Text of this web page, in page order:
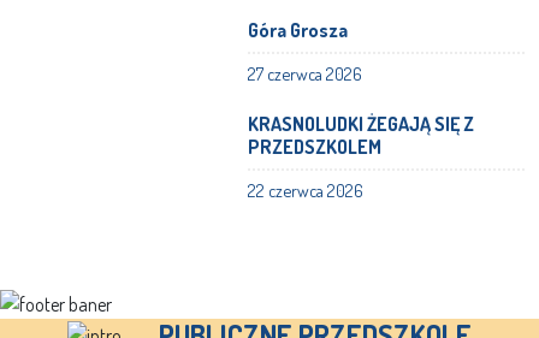
Góra Grosza
27 czerwca 2026
KRASNOLUDKI ŻEGAJĄ SIĘ Z
PRZEDSZKOLEM
22 czerwca 2026